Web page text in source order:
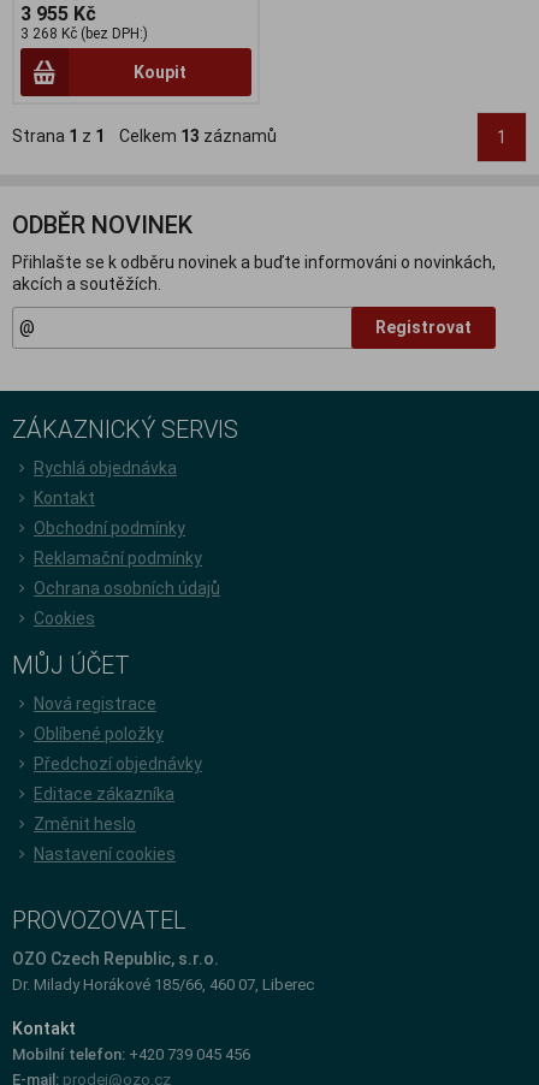
3 955 Kč
3 268 Kč (bez DPH:)
Koupit
Strana 1 z 1 Celkem 13 záznamů 1
ODBĚR NOVINEK
Přihlašte se k odběru novinek a buďte informováni o novinkách,
akcích a soutěžích.
Registrovat
ZÁKAZNICKÝ SERVIS
Rychlá objednávka
Kontakt
Obchodní podmínky
Reklamační podmínky
Ochrana osobních údajů
Cookies
MŮJ ÚČET
Nová registrace
Oblíbené položky
Předchozí objednávky
Editace zákazníka
Změnit heslo
Nastavení cookies
PROVOZOVATEL
OZO Czech Republic, s.r.o.
Dr. Milady Horákové 185/66, 460 07, Liberec
Kontakt
Mobilní telefon: +420 739 045 456
E-mail: prodej@ozo.cz